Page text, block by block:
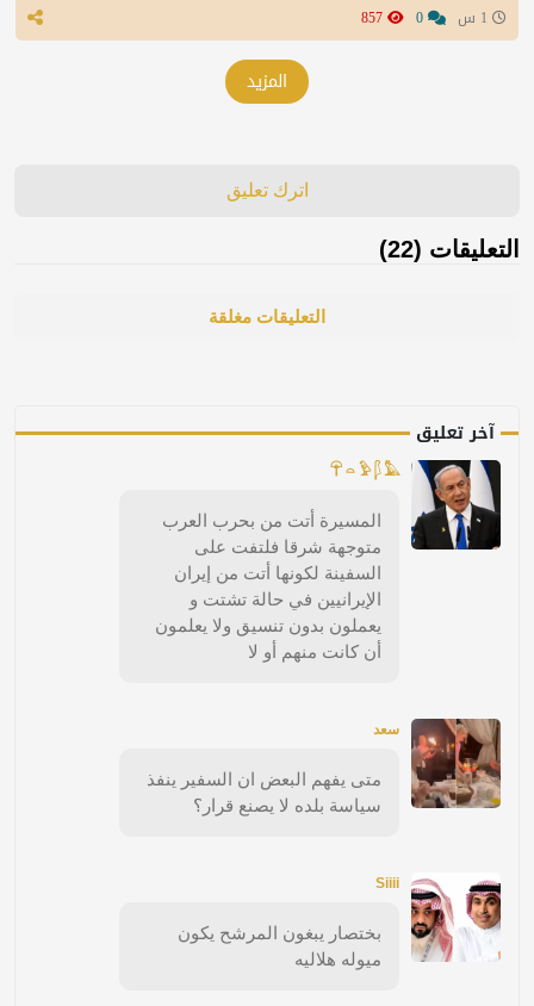
المزيد
اترك تعليق
التعليقات (22)
التعليقات مغلقة
آخر تعليق
𓋺 𓏏 𓅱 𓆄 𓅓
المسيرة أتت من بحرب العرب
متوجهة شرقا فلتفت على
السفينة لكونها أتت من إيران
الإيرانيين في حالة تشتت و
يعملون بدون تنسيق ولا يعلمون
أن كانت منهم أو لا
سعد
متى يفهم البعض ان السفير ينفذ
سياسة بلده لا يصنع قرار؟
Siiii
بختصار يبغون المرشح يكون
ميوله هلاليه